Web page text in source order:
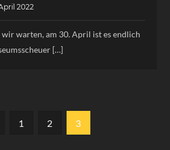
warten, am 30. April ist es endlich
[…]
Page
1 Page
2 Page
3